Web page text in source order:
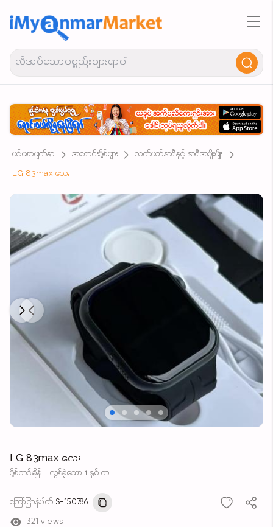
ပင်မစာမျက်နှာ အရောင်းပို့စ်များ
လက်ပတ်နာရီနှင့် နာရီအမျိုးမျိုး
LG 83max လေး
Previous
Next
LG 83max လေး
ပို့စ်တင်ချိန် - လွန်ခဲ့သော 1 နှစ် က
ကြော်ငြာနံပါတ် S-150786
321 views